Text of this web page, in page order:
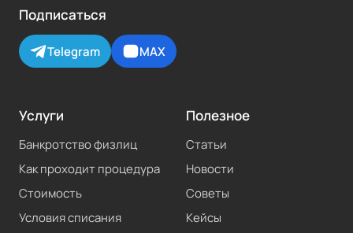
Подписаться
Telegram MAX
Услуги
Банкротство физлиц
Как проходит процедура
Стоимость
Условия списания
Полезное
Статьи
Новости
Советы
Кейсы